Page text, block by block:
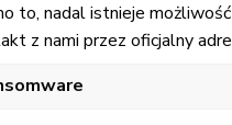
to, nadal istnieje
z nami przez oficjalny